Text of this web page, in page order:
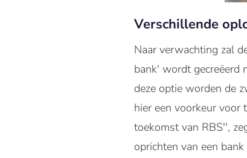
Verschillende
Naar verwachting zal
bank' wordt gecreëerd
deze optie worden de
hier een voorkeur voor
toekomst van RBS'',
oprichten van een